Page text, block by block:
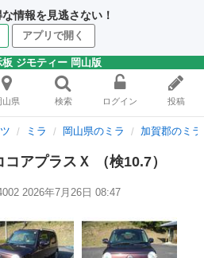
情報を見逃さない！
アプリで開く
ジモティー 岡山版
山県 検索 ログイン 投稿
ミラ 岡山県のミラ 加賀郡のミラ
アプラスＸ （検10.7）
2026年7月26日 08:47